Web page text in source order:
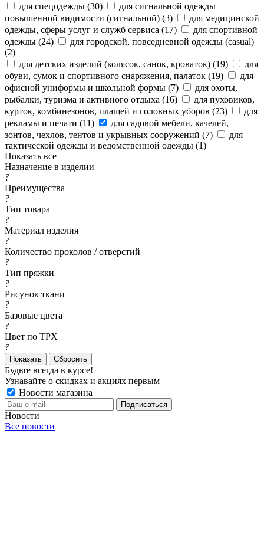
для спецодежды (30)
для сигнальной одежды
повышенной видимости (сигнальной) (3)
для медицинской
одежды, сферы услуг и служб сервиса (17)
для спортивной
одежды (24)
для городской, повседневной одежды (casual)
(2)
для детских изделий (колясок, санок, кроваток) (19)
для
обуви, сумок и спортивного снаряжения, палаток (19)
для
офисной униформы и школьной формы (7)
для охоты,
рыбалки, туризма и активного отдыха (16)
для пуховиков,
курток, комбинезонов, плащей и головных уборов (23)
для
рекламы и печати (11)
для садовой мебели, качелей,
зонтов, чехлов, тентов и укрывных сооружений (7)
для
тактической одежды и ведомственной одежды (1)
Показать все
Назначение в изделии
?
Преимущества
?
Тип товара
?
Материал изделия
?
Количество проколов / отверстий
?
Тип пряжки
?
Рисунок ткани
?
Базовые цвета
?
Цвет по TPX
?
Сбросить
Будьте всегда в курсе!
Узнавайте о скидках и акциях первым
Новости магазина
Новости
Все новости